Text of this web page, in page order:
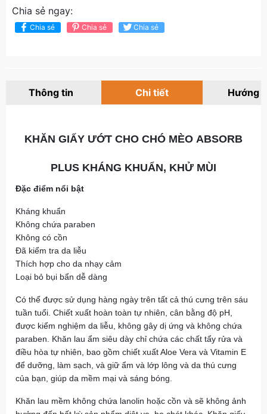
Chia sẻ ngay:
Chia sẻ Chia sẻ Chia sẻ
Thông tin Chi tiết Hướng
KHĂN GIẤY ƯỚT CHO CHÓ MÈO ABSORB
PLUS KHÁNG KHUẨN, KHỬ MÙI
Đặc điểm nổi bật
Kháng khuẩn
Không chứa paraben
Không có cồn
Đã kiểm tra da liễu
Thích hợp cho da nhạy cảm
Loại bỏ bụi bẩn dễ dàng
Có thể được sử dụng hàng ngày trên tất cả thú cưng trên sáu
tuần tuổi. Chiết xuất hoàn toàn tự nhiên, cân bằng độ pH,
được kiểm nghiệm da liễu, không gây dị ứng và không chứa
paraben. Khăn lau ẩm siêu dày chỉ chứa các chất tẩy rửa và
điều hòa tự nhiên, bao gồm chiết xuất Aloe Vera và Vitamin E
để dưỡng, làm sạch, và giữ ẩm và lớp lông và da thú cưng
của bạn, giúp da mềm mại và sáng bóng.
Khăn lau mềm không chứa lanolin hoặc cồn và sẽ không ảnh